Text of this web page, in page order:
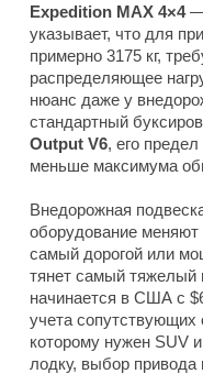
Expedition MAX 4×4—
указывает, что для
примерно 3175 кг,
распределяющее
нюанс даже у
стандартный
Output V6, его предел
меньше максимума
Внедорожная
оборудование
самый дорогой или
тянет самый тяжелый
начинается в США с
учета
которому нужен SUV
лодку, выбор привода